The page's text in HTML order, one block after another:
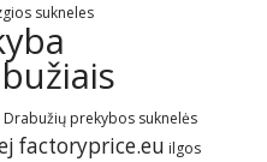
sukneles
Drabužių prekybos suknelės
factoryprice.eu ilgos